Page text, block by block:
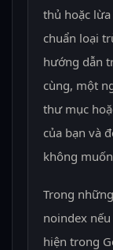
thủ hoặc
chuẩn loại
hướng dẫn
cùng, một
thư mục
của bạn và
không
Trong
noindex
hiện trong